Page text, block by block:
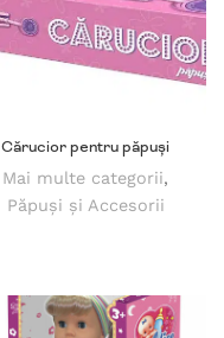
Cărucior pentru păpuși
Mai multe categorii,
Păpuși și Accesorii